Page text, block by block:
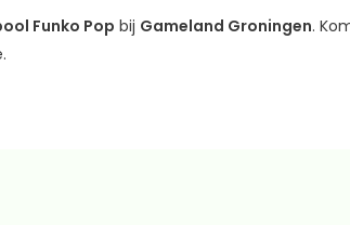
Funko Pop bij Gameland Groningen.